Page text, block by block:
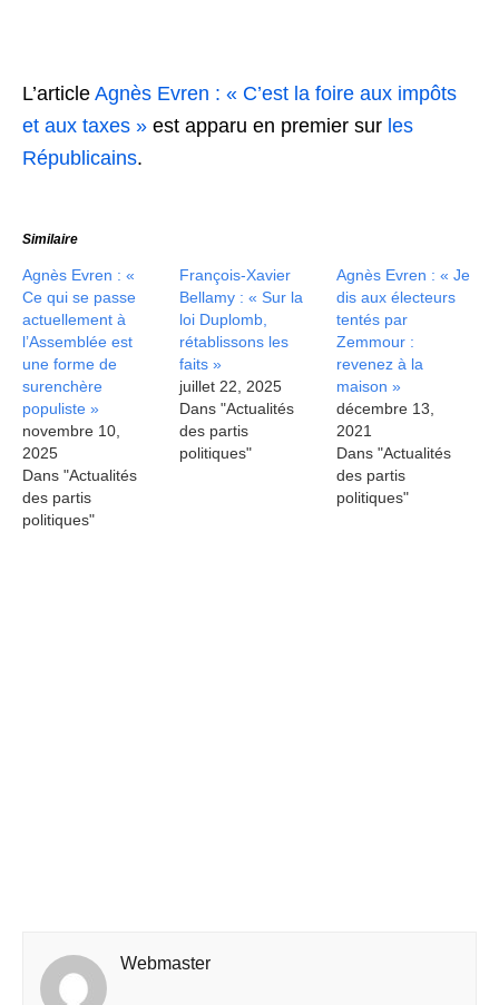
L’article Agnès Evren : « C’est la foire aux impôts
et aux taxes » est apparu en premier sur les
Républicains.
Similaire
Agnès Evren : «
Ce qui se passe
actuellement à
l’Assemblée est
une forme de
surenchère
populiste »
novembre 10,
2025
Dans "Actualités
des partis
politiques"
François-Xavier
Bellamy : « Sur la
loi Duplomb,
rétablissons les
faits »
juillet 22, 2025
Dans "Actualités
des partis
politiques"
Agnès Evren : « Je
dis aux électeurs
tentés par
Zemmour :
revenez à la
maison »
décembre 13,
2021
Dans "Actualités
des partis
politiques"
Webmaster